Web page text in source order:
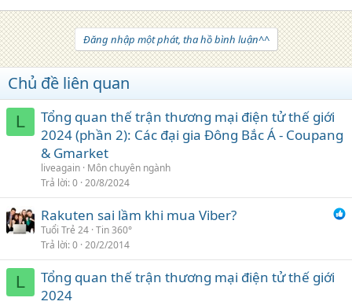
Đăng nhập một phát, tha hồ bình luận^^
Chủ đề liên quan
L
Tổng quan thế trận thương mại điện tử thế giới
2024 (phần 2): Các đại gia Đông Bắc Á - Coupang
& Gmarket
liveagain Môn chuyên ngành
Trả lời 0 20/8/2024
Rakuten sai lầm khi mua Viber?
Tuổi Trẻ 24 Tin 360°
Trả lời 0 20/2/2014
L
Tổng quan thế trận thương mại điện tử thế giới
2024